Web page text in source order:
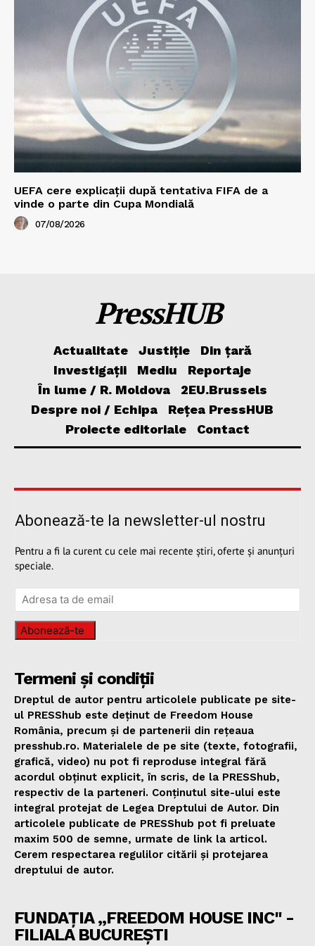
UEFA cere explicații după tentativa FIFA de a
vinde o parte din Cupa Mondială
07/08/2026
PressHUB
Actualitate Justiție
Din țară
Investigații
Mediu
Reportaje
În lume / R. Moldova
2EU.Brussels
Despre noi / Echipa
Rețea PressHUB
Proiecte editoriale
Contact
Abonează-te la newsletter-ul nostru
Pentru a fi la curent cu cele mai recente știri, oferte și anunțuri
speciale.
Abonează-te
Termeni și condiții
Dreptul de autor pentru articolele publicate pe site-
ul PRESShub este deținut de Freedom House
România, precum și de partenerii din rețeaua
presshub.ro. Materialele de pe site (texte, fotografii,
grafică, video) nu pot fi reproduse integral fără
acordul obținut explicit, în scris, de la PRESShub,
respectiv de la parteneri. Conținutul site-ului este
integral protejat de Legea Dreptului de Autor. Din
articolele publicate de PRESShub pot fi preluate
maxim 500 de semne, urmate de link la articol.
Cerem respectarea regulilor citării și protejarea
dreptului de autor.
FUNDAȚIA „FREEDOM HOUSE INC" -
FILIALA BUCUREȘTI